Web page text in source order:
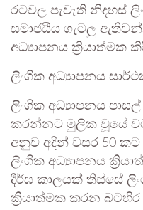
රටවල පැවැති නිදහස්
සමාජයීය ගැටලු
අධ්‍යාපනය ක්‍රියාත්මක
ලිංගික අධ්‍යාපනය
ලිංගික අධ්‍යාපනය
කරන්නට මුලික වූයේ
අනුව අදින් වසර 50
ලිංගික අධ්‍යාපනය
දීර්ඝ කාලයක් තිස්සේ
ක්‍රියාත්මක කරන